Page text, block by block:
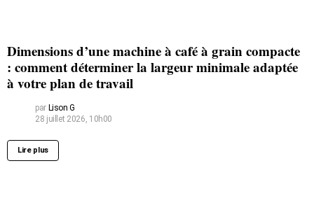
Dimensions d’une machine à café à grain compacte
: comment déterminer la largeur minimale adaptée
à votre plan de travail
par Lison G
28 juillet 2026, 10h00
Lire plus